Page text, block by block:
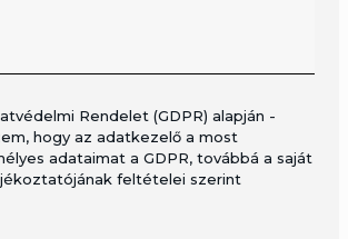
Rendelet (GDPR) alapján -
hogy az adatkezelő a most
adataimat a GDPR, továbbá a saját
feltételei szerint